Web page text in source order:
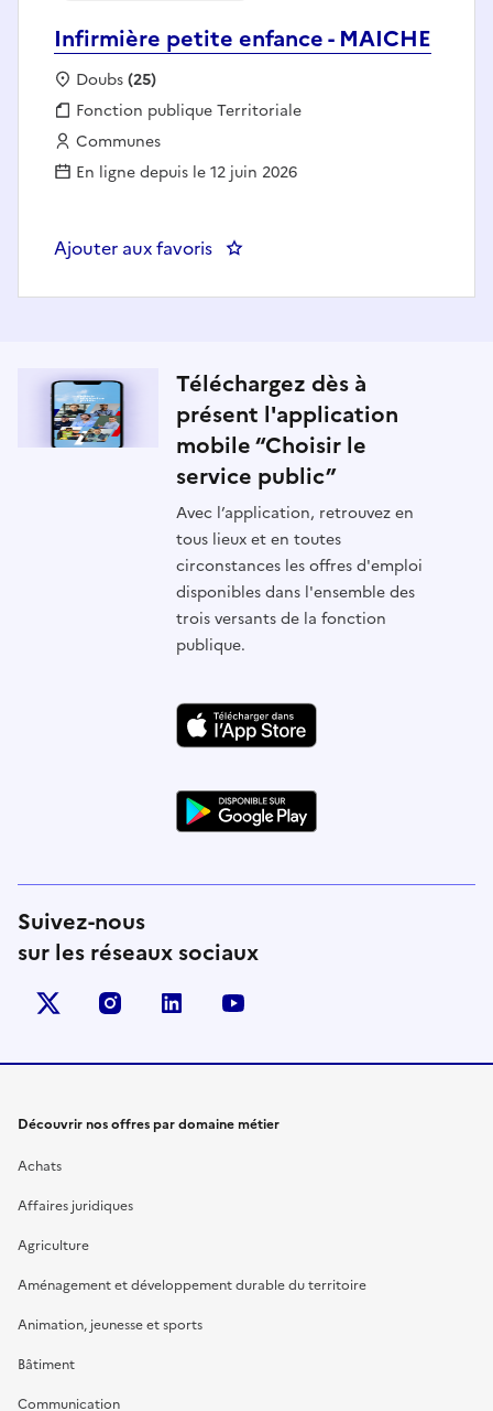
Infirmière petite enfance - MAICHE
Localisation :
Doubs(25)
Fonction publique :
Fonction publique Territoriale
Employeur :
Communes
En ligne depuis le 12 juin 2026
Ajouter aux favoris : Infirmière petite enfance -
Téléchargez dès à
présent l'application
mobile “Choisir le
service public”
Avec l’application, retrouvez en
tous lieux et en toutes
circonstances les offres d'emploi
disponibles dans l'ensemble des
trois versants de la fonction
publique.
Suivez-nous
sur les réseaux sociaux
X (anciennement Twitter)
instagramlinkedin
Découvrir nos offres par domaine métier
Achats
Affaires juridiques
Agriculture
Aménagement et développement durable du territoire
Animation, jeunesse et sports
Bâtiment
Communication